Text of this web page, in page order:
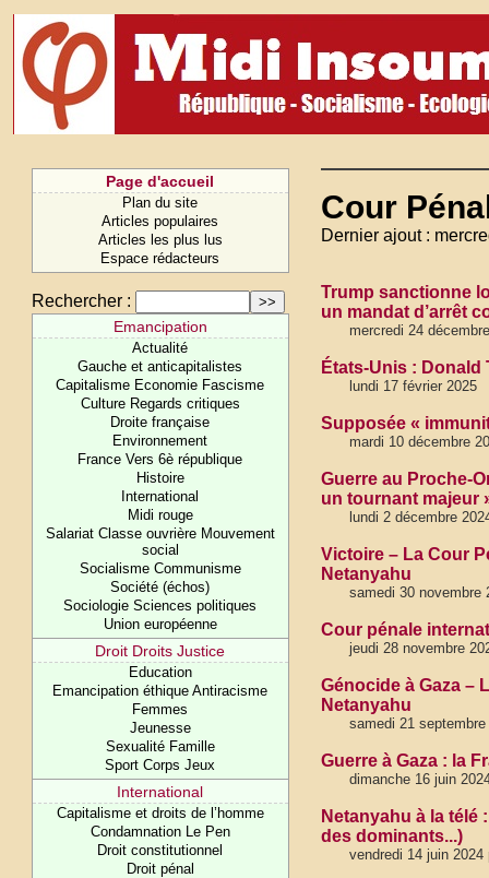
Page d'accueil
Plan du site
Articles populaires
Articles les plus lus
Espace rédacteurs
Rechercher :
Emancipation
Actualité
Gauche et anticapitalistes
Capitalisme Economie Fascisme
Culture Regards critiques
Droite française
Environnement
France Vers 6è république
Histoire
International
Midi rouge
Salariat Classe ouvrière Mouvement
social
Socialisme Communisme
Société (échos)
Sociologie Sciences politiques
Union européenne
Droit Droits Justice
Education
Emancipation éthique Antiracisme
Femmes
Jeunesse
Sexualité Famille
Sport Corps Jeux
International
Capitalisme et droits de l’homme
Condamnation Le Pen
Droit constitutionnel
Droit pénal
Cour
Dernier ajout :
Trump sanctionne
un mandat d’arrêt
mercredi 24
États-Unis :
lundi 17 février 2025
Supposée «
mardi 10 décembre
Guerre au Proche-
un tournant majeur
lundi 2 décembre
Victoire – La Cour
Netanyahu
samedi 30 novembre
Cour pénale
jeudi 28 novembre
Génocide à Gaza –
Netanyahu
samedi 21 septembre
Guerre à Gaza : la
dimanche 16 juin
Netanyahu à la télé
des dominants...)
vendredi 14 juin